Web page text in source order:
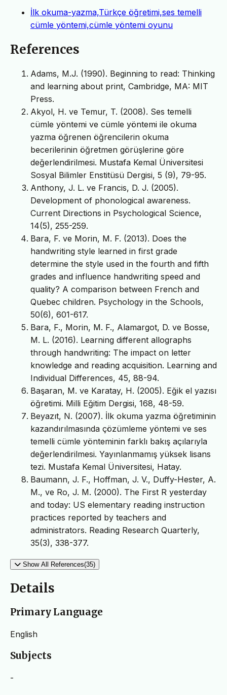
İlk okuma-yazma,Türkçe öğretimi,ses temelli
cümle yöntemi,cümle yöntemi oyunu
References
Adams, M.J. (1990). Beginning to read: Thinking
and learning about print, Cambridge, MA: MIT
Press.
Akyol, H. ve Temur, T. (2008). Ses temelli
cümle yöntemi ve cümle yöntemi ile okuma
yazma öğrenen öğrencilerin okuma
becerilerinin öğretmen görüşlerine göre
değerlendirilmesi. Mustafa Kemal Üniversitesi
Sosyal Bilimler Enstitüsü Dergisi, 5 (9), 79-95.
Anthony, J. L. ve Francis, D. J. (2005).
Development of phonological awareness.
Current Directions in Psychological Science,
14(5), 255-259.
Bara, F. ve Morin, M. F. (2013). Does the
handwriting style learned in first grade
determine the style used in the fourth and fifth
grades and influence handwriting speed and
quality? A comparison between French and
Quebec children. Psychology in the Schools,
50(6), 601-617.
Bara, F., Morin, M. F., Alamargot, D. ve Bosse,
M. L. (2016). Learning different allographs
through handwriting: The impact on letter
knowledge and reading acquisition. Learning and
Individual Differences, 45, 88-94.
Başaran, M. ve Karatay, H. (2005). Eğik el yazısı
öğretimi. Milli Eğitim Dergisi, 168, 48-59.
Beyazıt, N. (2007). İlk okuma yazma öğretiminin
kazandırılmasında çözümleme yöntemi ve ses
temelli cümle yönteminin farklı bakış açılarıyla
değerlendirilmesi. Yayınlanmamış yüksek lisans
tezi. Mustafa Kemal Üniversitesi, Hatay.
Baumann, J. F., Hoffman, J. V., Duffy-Hester, A.
M., ve Ro, J. M. (2000). The First R yesterday
and today: US elementary reading instruction
practices reported by teachers and
administrators. Reading Research Quarterly,
35(3), 338-377.
Show All References(35)
Details
Primary Language
English
Subjects
-